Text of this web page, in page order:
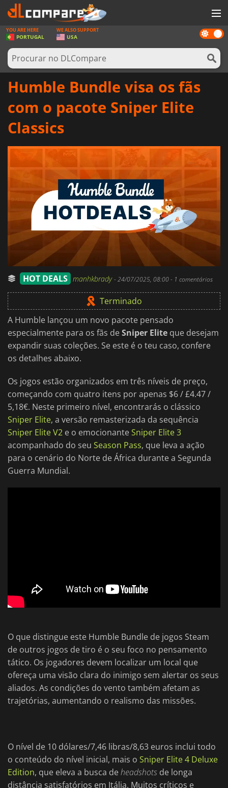
JOGOS
GAME CARDS
SOFTWARE
ENTRAR OU REGISTAR
Dark
mode
YOU ARE HERE
PORTUGAL
WE ALSO SUPPORT
USA
Humble Bundle visa os fãs
com o pacote Sniper Elite
Classics
HOT DEALS manhkbrady-24/07/2025, 08:00- 1 comentários
Terminado
A Humble lançou um novo pacote pensado
especialmente para os fãs deSniper Elite que desejam
expandir suas coleções. Se este é o teu caso, confere
os detalhes abaixo.
Os jogos estão organizados em três níveis de preço,
começando com quatro itens por apenas $6 / £4.47 /
5,18€. Neste primeiro nível, encontrarás o clássico
Sniper Elite, a versão remasterizada da sequência
Sniper Elite V2 e o emocionanteSniper Elite 3
acompanhado do seu Season Pass, que leva a ação
para o cenário do Norte de África durante a Segunda
Guerra Mundial.
O que distingue este Humble Bundle de jogos Steam
de outros jogos de tiro é o seu foco no pensamento
tático. Os jogadores devem localizar um local que
ofereça uma visão clara do inimigo sem alertar os seus
aliados. As condições do vento também afetam as
trajetórias, aumentando o realismo das missões.
O nível de 10 dólares/7,46 libras/8,63 euros inclui todo
o conteúdo do nível inicial, mais o Sniper Elite 4 Deluxe
Edition, que eleva a busca deheadshots de longa
distância satisfatórios em Itália. Muitos críticos e